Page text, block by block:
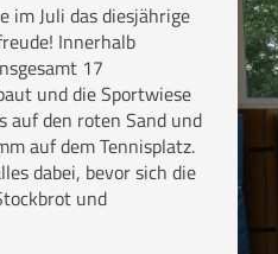
im Juli das diesjährige
Innerhalb
17
und die Sportwiese
auf den roten Sand und
auf dem Tennisplatz.
dabei, bevor sich die
und